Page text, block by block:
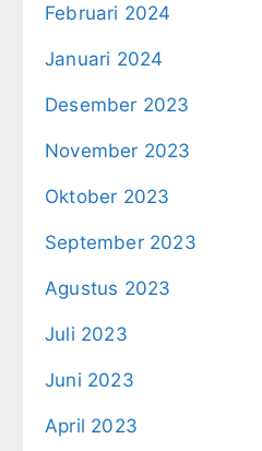
Februari 2024
Januari 2024
Desember 2023
November 2023
Oktober 2023
September 2023
Agustus 2023
Juli 2023
Juni 2023
April 2023